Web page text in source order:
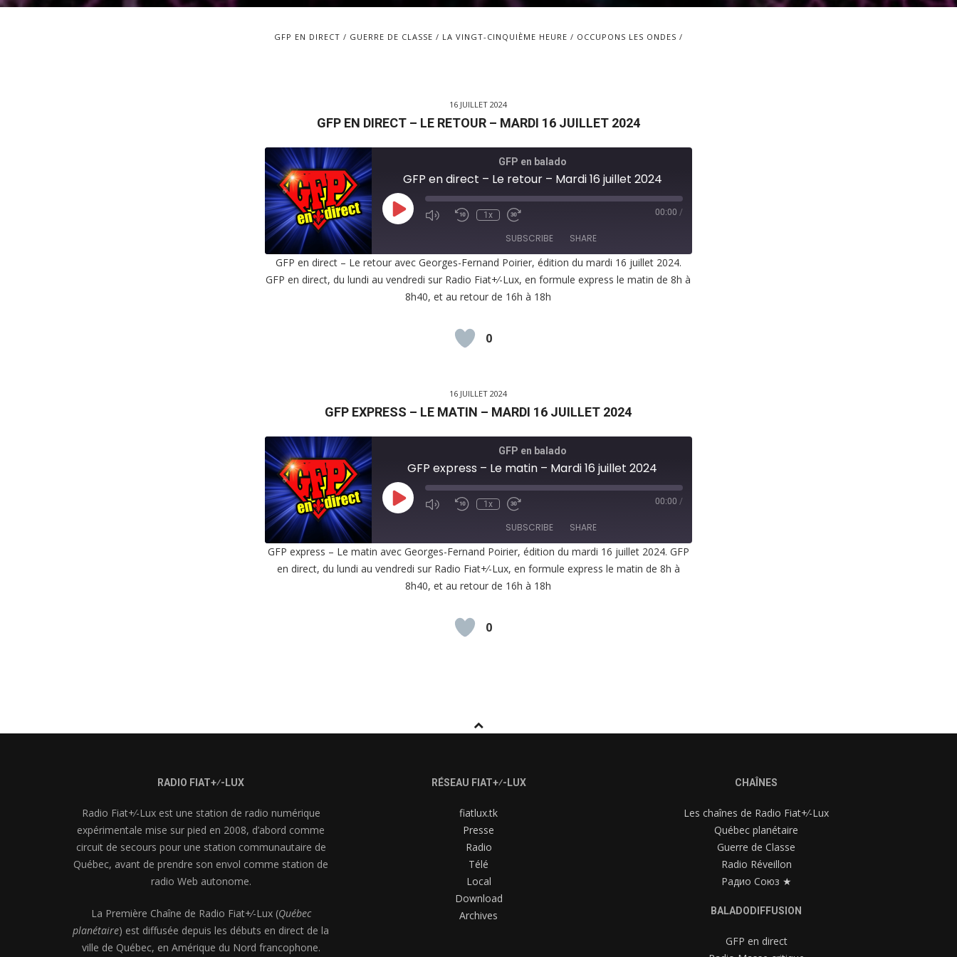
GFP EN DIRECT GUERRE DE CLASSE LA VINGT-CINQUIÈME HEURE OCCUPONS LES ONDES
16 JUILLET 2024
GFP EN DIRECT – LE RETOUR – MARDI 16 JUILLET 2024
GFP en balado
GFP en direct – Le retour – Mardi 16 juillet 2024
Play
Episode
1x 00:00 /
SUBSCRIBE SHARE
SHARE
GFP en direct – Le retour avec Georges-Fernand Poirier, édition du mardi 16 juillet 2024.
GFP en direct, du lundi au vendredi sur Radio Fiat+⁄-Lux, en formule express le matin de 8h à
8h40, et au retour de 16h à 18h
0
16 JUILLET 2024
GFP EXPRESS – LE MATIN – MARDI 16 JUILLET 2024
GFP en balado
GFP express – Le matin – Mardi 16 juillet 2024
Play
Episode
1x 00:00 /
SUBSCRIBE SHARE
SHARE
GFP express – Le matin avec Georges-Fernand Poirier, édition du mardi 16 juillet 2024. GFP
en direct, du lundi au vendredi sur Radio Fiat+⁄-Lux, en formule express le matin de 8h à
8h40, et au retour de 16h à 18h
0
RADIO FIAT+⁄-LUX
Radio Fiat+⁄-Lux est une station de radio numérique
expérimentale mise sur pied en 2008, d’abord comme
circuit de secours pour une station communautaire de
Québec, avant de prendre son envol comme station de
radio Web autonome.
La Première Chaîne de Radio Fiat+⁄-Lux (Québec
planétaire) est diffusée depuis les débuts en direct de la
ville de Québec, en Amérique du Nord francophone.
RÉSEAU FIAT+⁄-LUX
fiatlux.tk
Presse
Radio
Télé
Local
Download
Archives
CHAÎNES
Les chaînes de Radio Fiat+⁄-Lux
Québec planétaire
Guerre de Classe
Radio Réveillon
Радио Союз ★
BALADODIFFUSION
GFP en direct